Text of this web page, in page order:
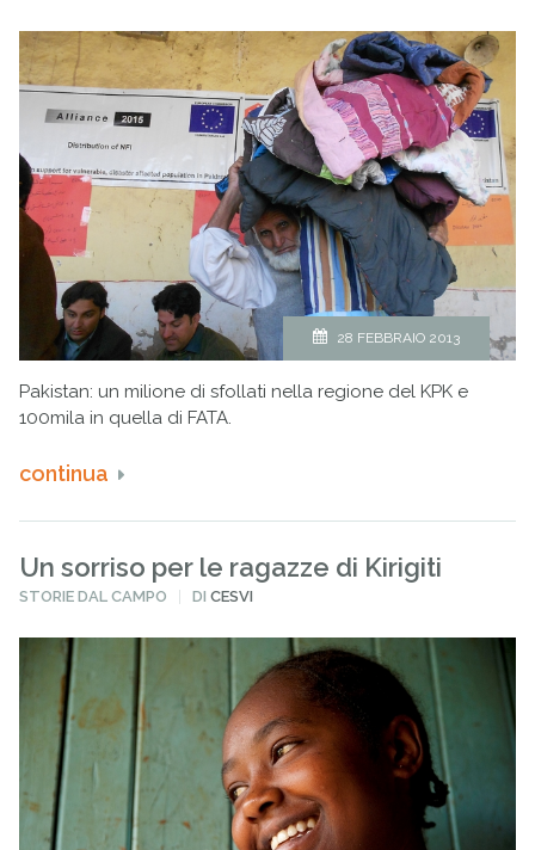
28 FEBBRAIO 2013
Pakistan: un milione di sfollati nella regione del KPK e
100mila in quella di FATA.
continua
Un sorriso per le ragazze di Kirigiti
PUBBLICATO
STORIE DAL CAMPO DICESVI